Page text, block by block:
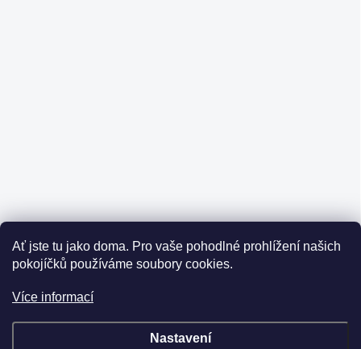
Ať jste tu jako doma. Pro vaše pohodlné prohlížení našich
pokojíčků používáme soubory cookies.
Více informací
Nastavení